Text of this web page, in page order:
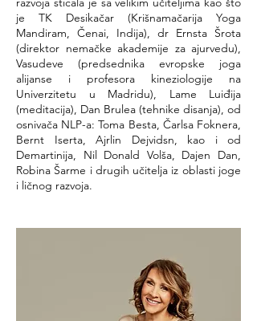
je TK Desikačar (Krišnamačarija Yoga
Mandiram, Čenai, Indija), dr Ernsta Šrota
(direktor nemačke akademije za ajurvedu),
Vasudeve (predsednika evropske joga
alijanse i profesora kineziologije na
Univerzitetu u Madridu), Lame Luiđija
(meditacija), Dan Brulea (tehnike disanja), od
osnivača NLP-a: Toma Besta, Čarlsa Foknera,
Bernt Iserta, Ajrlin Dejvidsn, kao i od
Demartinija, Nil Donald Volša, Dajen Dan,
Robina Šarme i drugih učitelja iz oblasti joge
i ličnog razvoja.